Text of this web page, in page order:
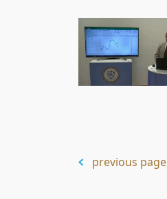
previous page